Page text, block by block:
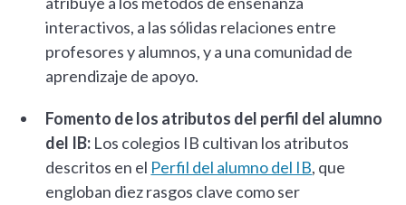
interactivos, a las sólidas relaciones entre
profesores y alumnos, y a una comunidad de
aprendizaje de apoyo.
Fomento de los atributos del perfil del alumno
del IB: Los colegios IB cultivan los atributos
descritos en el Perfil del alumno del IB, que
engloban diez rasgos clave como ser